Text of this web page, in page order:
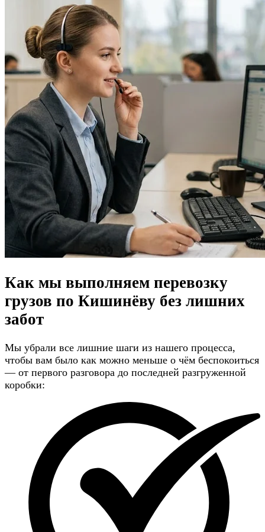
Как мы выполняем перевозку
грузов по Кишинёву без лишних
забот
Мы убрали все лишние шаги из нашего процесса,
чтобы вам было как можно меньше о чём беспокоиться
— от первого разговора до последней разгруженной
коробки: